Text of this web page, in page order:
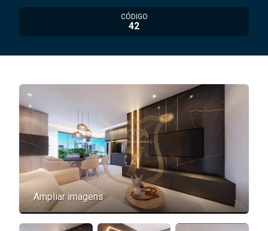
CÓDIGO
42
Ampliar imagens